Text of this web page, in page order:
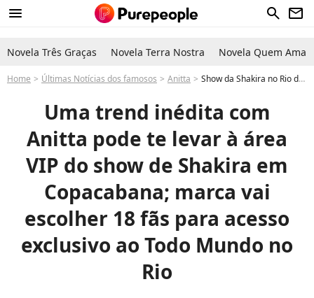
menu search newsletter
Novela Três Graças Novela Terra Nostra Novela Quem Ama
Home Últimas Notícias dos famosos Anitta Show da Shakira no Rio de Janeiro quando VIP como conseguir ingressos VIP promoção beats com Anitta que vai participar
Uma trend inédita com
Anitta pode te levar à área
VIP do show de Shakira em
Copacabana; marca vai
escolher 18 fãs para acesso
exclusivo ao Todo Mundo no
Rio